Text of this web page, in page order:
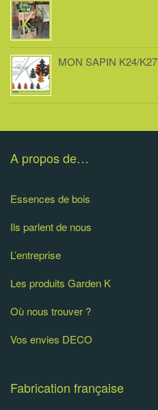
MON SAPIN K24/K27
A propos de…
Essences de bois
Ils parlent de nous
L’entreprise
Les produits Garden K
Où nous trouver ?
Vos envies DECO
Fabrication française